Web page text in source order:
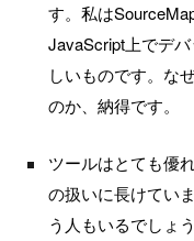
す。私は
JavaScript上でデ
しいものです。な
のか、納得です。
ツールはとても優
の扱いに長けてい
う人もいるでしょ